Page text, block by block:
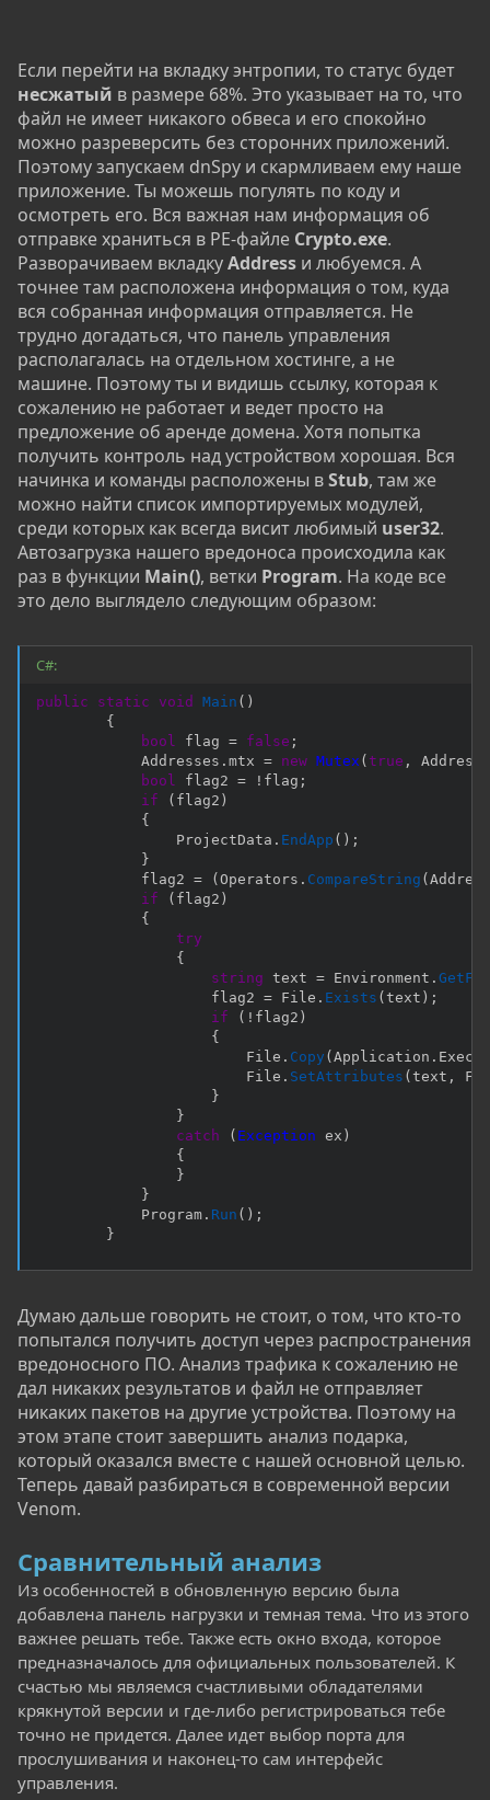
Если перейти на вкладку энтропии, то статус будет
несжатый в размере 68%. Это указывает на то, что
файл не имеет никакого обвеса и его спокойно
можно разреверсить без сторонних приложений.
Поэтому запускаем dnSpy и скармливаем ему наше
приложение. Ты можешь погулять по коду и
осмотреть его. Вся важная нам информация об
отправке храниться в PE-файле Crypto.exe.
Разворачиваем вкладкуAddress и любуемся. А
точнее там расположена информация о том, куда
вся собранная информация отправляется. Не
трудно догадаться, что панель управления
располагалась на отдельном хостинге, а не
машине. Поэтому ты и видишь ссылку, которая к
сожалению не работает и ведет просто на
предложение об аренде домена. Хотя попытка
получить контроль над устройством хорошая. Вся
начинка и команды расположены вStub, там же
можно найти список импортируемых модулей,
среди которых как всегда висит любимый user32.
Автозагрузка нашего вредоноса происходила как
раз в функции Main(), ветки Program. На коде все
это дело выглядело следующим образом:
C#:
public static void Main ( )
{
bool flag = false ;
            Addresses
. mtx = new Mutex ( true ,
bool flag2 = ! flag ;
if
( flag2 )
{
                ProjectData
. EndApp ( ) ;
}
            flag2
= ( Operators . CompareString (
if
( flag2 )
{
try
{
string text = Environment .
                    flag2
= File . Exists ( text ) ;
if
( ! flag2 )
{
                        File
. Copy ( Application .
                        File
. SetAttributes ( text ,
}
}
catch
( Exception ex )
{
}
}
            Program
. Run ( ) ;
}
Думаю дальше говорить не стоит, о том, что кто-то
попытался получить доступ через распространения
вредоносного ПО. Анализ трафика к сожалению не
дал никаких результатов и файл не отправляет
никаких пакетов на другие устройства. Поэтому на
этом этапе стоит завершить анализ подарка,
который оказался вместе с нашей основной целью.
Теперь давай разбираться в современной версии
Venom.
Сравнительный анализ
Из особенностей в обновленную версию была
добавлена панель нагрузки и темная тема. Что из этого
важнее решать тебе. Также есть окно входа, которое
предназначалось для официальных пользователей. К
счастью мы являемся счастливыми обладателями
крякнутой версии и где-либо регистрироваться тебе
точно не придется. Далее идет выбор порта для
прослушивания и наконец-то сам интерфейс
управления.